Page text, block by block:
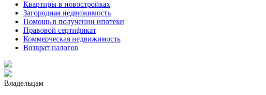
Квартиры в новостройках
Загородная недвижимость
Помощь в получении ипотеки
Правовой сертификат
Коммерческая недвижимость
Возврат налогов
Владельцам